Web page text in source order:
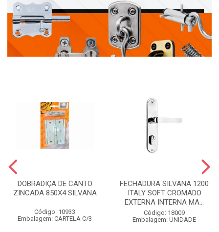
DOBRADIÇA DE CANTO
ZINCADA 850X4 SILVANA
Código: 10933
Embalagem: CARTELA C/3
FECHADURA SILVANA 1200
ITALY SOFT CROMADO
EXTERNA INTERNA MA...
Código: 18009
Embalagem: UNIDADE